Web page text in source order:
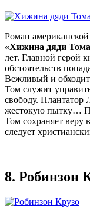
Роман
«Хижина дяди
лет. Главной герой
обстоятельств
Вежливый и
Том служит
свободу. Плантатор
жестокую пытку…
Том сохраняет веру
следует
8. Робинзон